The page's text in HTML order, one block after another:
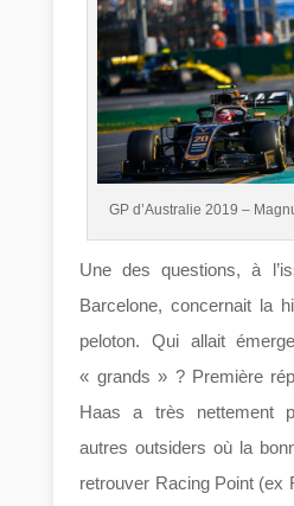
GP d’Australie 2019 –
Une des questions, à
Barcelone, concernait la
peloton. Qui allait
« grands » ? Première
Haas a très nettement
autres outsiders où la
retrouver Racing Point (ex